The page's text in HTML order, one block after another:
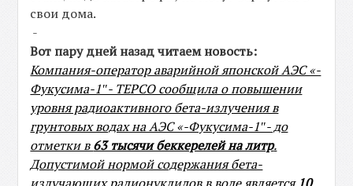
свои дома.
-
Вот пару дней назад читаем новость:
Компания-оператор аварийной японской АЭС «-
Фукусима-1″- TEPCO сообщила о повышении
уровня радиоактивного бета-излучения в
грунтовых водах на АЭС «-Фукусима-1″- до
отметки в63 тысячи беккерелей на литр.
Допустимой нормой содержания бета-